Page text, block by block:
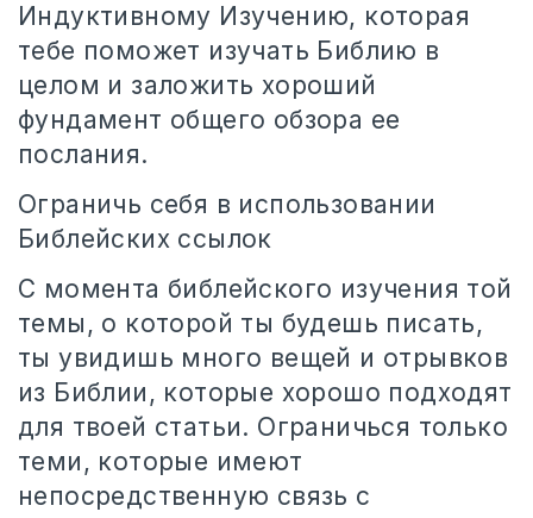
Индуктивному Изучению, которая
тебе поможет изучать Библию в
целом и заложить хороший
фундамент общего обзора ее
послания.
Ограничь себя в использовании
Библейских ссылок
С момента библейского изучения той
темы, о которой ты будешь писать,
ты увидишь много вещей и отрывков
из Библии, которые хорошо подходят
для твоей статьи. Ограничься только
теми, которые имеют
непосредственную связь с